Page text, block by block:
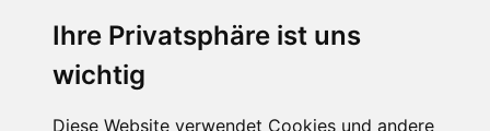
Ihre Privatsphäre ist uns
wichtig
Diese Website verwendet Cookies und andere
SCHNEEHÖHEN SKI APP
Die Schneehoehen Ski APP für iOS und Android - Ein
Muss für alle Wintersportler und Schneefreaks!